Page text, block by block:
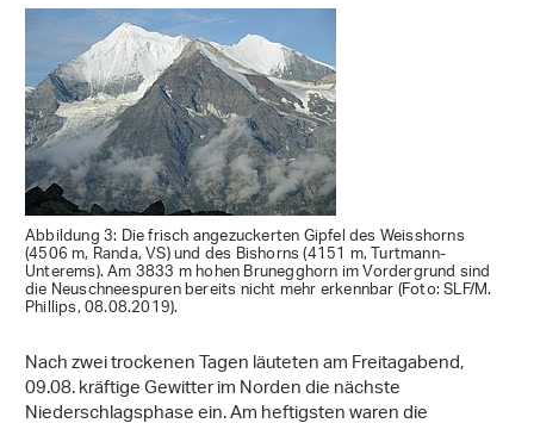
Abbildung 3: Die frisch angezuckerten Gipfel des Weisshorns
(4506 m, Randa, VS) und des Bishorns (4151 m, Turtmann-
Unterems). Am 3833 m hohen Brunegghorn im Vordergrund sind
die Neuschneespuren bereits nicht mehr erkennbar (Foto: SLF/M.
Phillips, 08.08.2019).
Nach zwei trockenen Tagen läuteten am Freitagabend,
09.08. kräftige Gewitter im Norden die nächste
Niederschlagsphase ein. Am heftigsten waren die